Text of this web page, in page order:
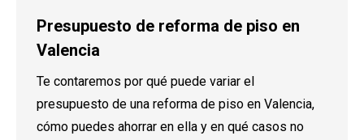
Presupuesto de reforma de piso en
Valencia
Te contaremos por qué puede variar el
presupuesto de una reforma de piso en Valencia,
cómo puedes ahorrar en ella y en qué casos no